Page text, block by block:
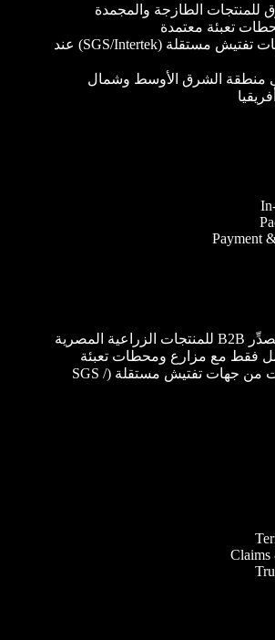
تعبئة معتمدة
فحوصات من جهات تفتيش مستقلة (SGS/Intertek) عند
منطقة الشرق الأوسط وشمال
Payment
شركة PEI Trade هي مُصدِّر B2B للمنتجات الزراعية المصرية
فقط مع مزارع ومحطات تعبئة
موثوقة، ونوفّر فحوصات من جهات تفتيش مستقلة (SGS /